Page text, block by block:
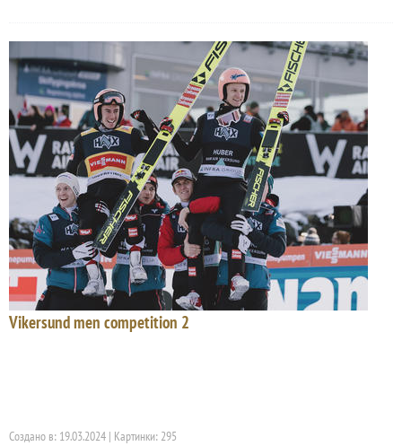
Vikersund men competition 2
Создано в: 19.03.2024 | Картинки: 295